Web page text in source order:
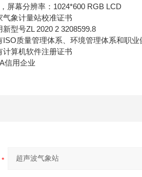
幕分辨率：1024*600 RGB LCD
象计量站校准证书
型号ZL 2020 2 3208599.8
质量管理体系、环境管理体系和职业
算机软件注册证书
用企业